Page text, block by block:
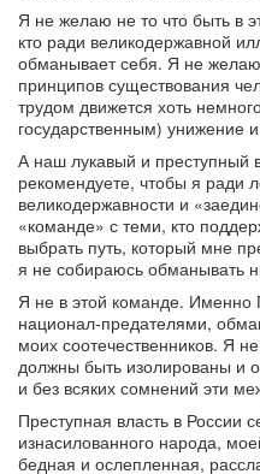
Я не желаю не то что быть в
кто ради великодержавной
обманывает себя. Я не
принципов существования
трудом движется хоть
государственным) унижение
А наш лукавый и преступный
рекомендуете, чтобы я ради
великодержавности и
«команде» с теми, кто
выбрать путь, который мне
я не собираюсь обманывать
Я не в этой команде. Именно
национал-предателями,
моих соотечественников. Я
должны быть изолированы и
и без всяких сомнений эти
Преступная власть в России
изнасилованного народа,
бедная и ослепленная,